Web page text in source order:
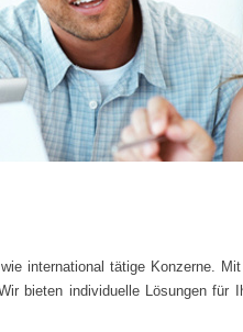
international tätige Konzerne.
bieten individuelle Lösungen für